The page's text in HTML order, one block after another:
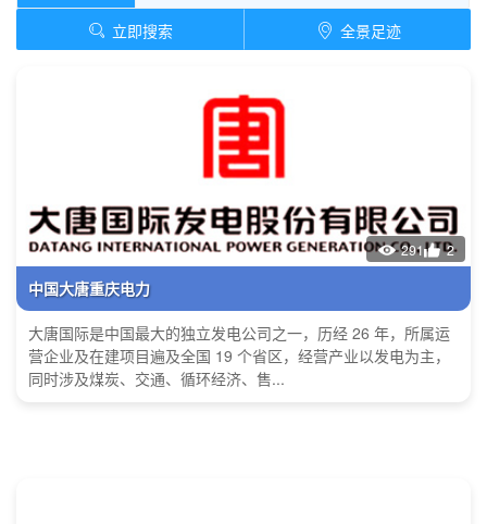
立即搜索
全景足迹
291 2
中国大唐重庆电力
大唐国际是中国最大的独立发电公司之一，历经 26 年，所属运
营企业及在建项目遍及全国 19 个省区，经营产业以发电为主，
同时涉及煤炭、交通、循环经济、售...